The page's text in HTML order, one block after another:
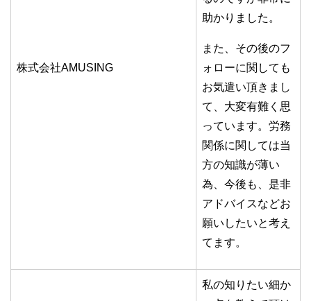
株式会社AMUSING
助かりました。
また、その後のフ
ォローに関しても
お気遣い頂きまし
て、大変有難く思
っています。労務
関係に関しては当
方の知識が薄い
為、今後も、是非
アドバイスなどお
願いしたいと考え
てます。
私の知りたい細か